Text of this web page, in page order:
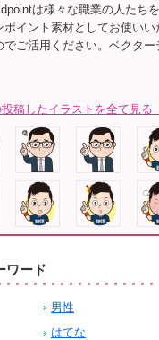
は様々な職業の人たち
ポイント素材としてお使い
でご活用ください。ベクタ
稿したイラストを全て見る
ワード
男性
はてな